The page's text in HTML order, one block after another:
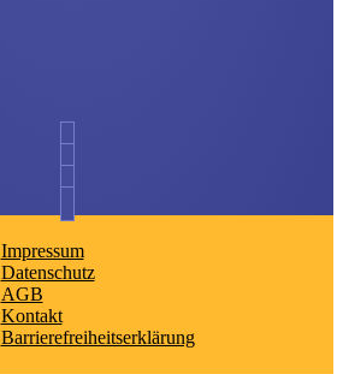
Impressum
Datenschutz
AGB
Kontakt
Barrierefreiheitserklärung